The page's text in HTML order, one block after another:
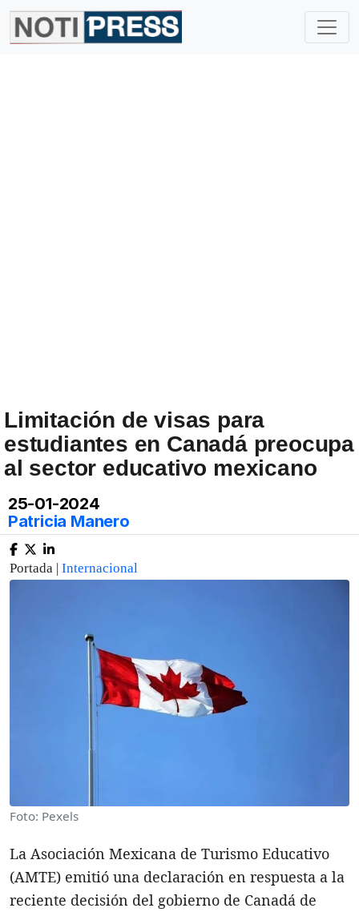
Limitación de visas para
estudiantes en Canadá preocupa
al sector educativo mexicano
25-01-2024
Patricia Manero
Portada | Internacional
Foto: Pexels
La Asociación Mexicana de Turismo Educativo
(AMTE) emitió una declaración en respuesta a la
reciente decisión del gobierno de Canadá de